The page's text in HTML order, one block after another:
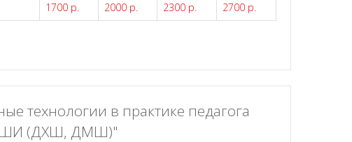
1700 р. 2000 р. 2300 р. 2700 р.
технологии в практике педагога
ДШИ (ДХШ, ДМШ)"